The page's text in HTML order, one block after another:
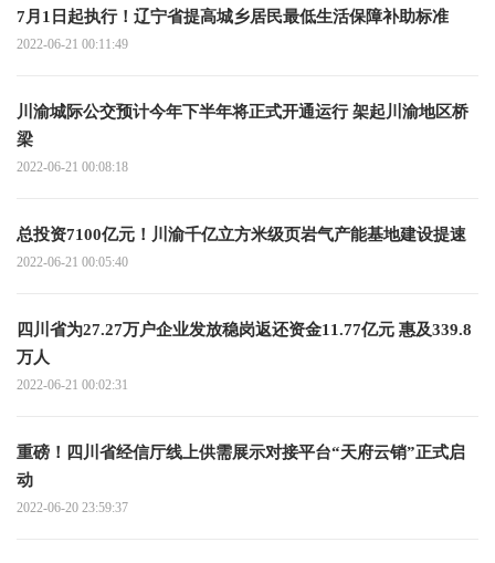
7月1日起执行！辽宁省提高城乡居民最低生活保障补助标准
2022-06-21 00:11:49
川渝城际公交预计今年下半年将正式开通运行 架起川渝地区桥
梁
2022-06-21 00:08:18
总投资7100亿元！川渝千亿立方米级页岩气产能基地建设提速
2022-06-21 00:05:40
四川省为27.27万户企业发放稳岗返还资金11.77亿元 惠及339.8
万人
2022-06-21 00:02:31
重磅！四川省经信厅线上供需展示对接平台“天府云销”正式启
动
2022-06-20 23:59:37